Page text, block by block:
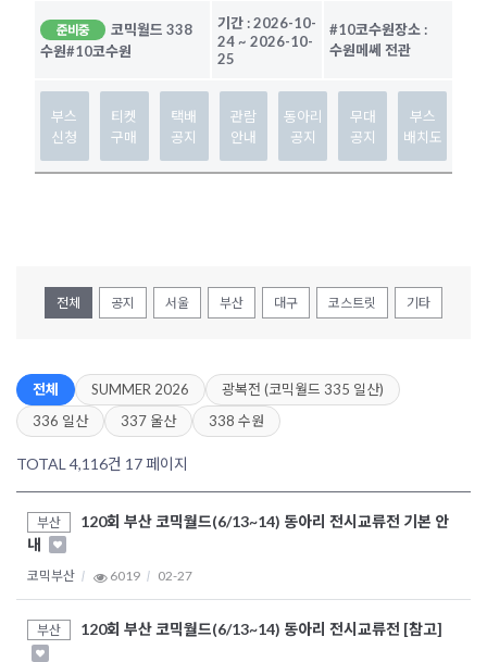
준비중
코믹월드 338
수원#10코수원
기간 :2026-10-
24~ 2026-10-
25
#10코수원장소 :
수원메쎄 전관
부스
신청
티켓
구매
택배
공지
관람
안내
동아리
공지
무대
공지
부스
배치도
전체 공지 서울 부산 대구 코스트릿 기타
전체 SUMMER 2026
광복전 (코믹월드 335 일산)
336 일산
337 울산 338 수원
TOTAL 4,116건 17 페이지
부산
120회 부산 코믹월드(6/13~14) 동아리 전시교류전 기본 안
내
코믹부산 6019 02-27
부산 120회 부산 코믹월드(6/13~14) 동아리 전시교류전 [참고]